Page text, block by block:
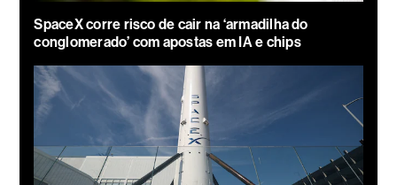
SpaceX corre risco de cair na ‘armadilha do
conglomerado’ com apostas em IA e chips